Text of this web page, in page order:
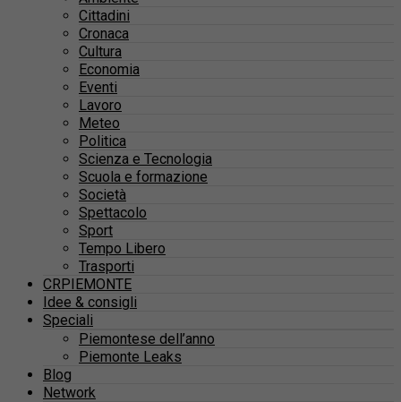
Cittadini
Cronaca
Cultura
Economia
Eventi
Lavoro
Meteo
Politica
Scienza e Tecnologia
Scuola e formazione
Società
Spettacolo
Sport
Tempo Libero
Trasporti
CRPIEMONTE
Idee & consigli
Speciali
Piemontese dell’anno
Piemonte Leaks
Blog
Network